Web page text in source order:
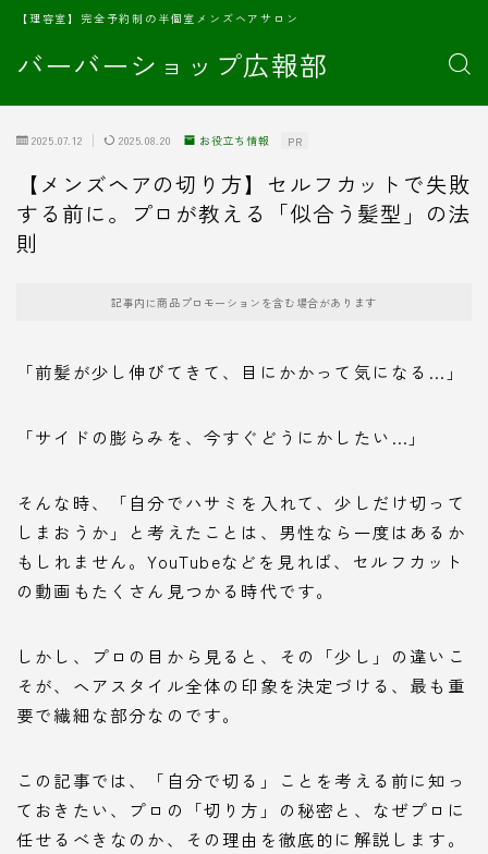
バーバーショップ広報部
【理容室】完全予約制の半個室メンズヘアサロン
2025.07.12 2025.08.20 お役立ち情報 PR
【メンズヘアの切り方】セルフカットで失敗
する前に。プロが教える「似合う髪型」の法
則
記事内に商品プロモーションを含む場合があります
「前髪が少し伸びてきて、目にかかって気になる…」
「サイドの膨らみを、今すぐどうにかしたい…」
そんな時、「自分でハサミを入れて、少しだけ切って
しまおうか」と考えたことは、男性なら一度はあるか
もしれません。YouTubeなどを見れば、セルフカット
の動画もたくさん見つかる時代です。
しかし、プロの目から見ると、その「少し」の違いこ
そが、ヘアスタイル全体の印象を決定づける、最も重
要で繊細な部分なのです。
この記事では、「自分で切る」ことを考える前に知っ
ておきたい、プロの「切り方」の秘密と、なぜプロに
任せるべきなのか、その理由を徹底的に解説します。